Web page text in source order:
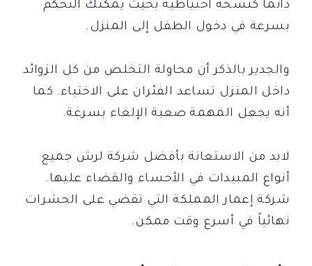
دائمًا كنسخة احتياطية بحيث يمكنك التحكم
بسرعة في دخول الطفل إلى المنزل.
والجدير بالذكر أن محاولة التخلص من كل الزوائد
داخل المنزل تساعد الفئران على الاختباء. كما
أنه يجعل المهمة صعبة الإلغاء بسرعة.
لابد من الاستعانة بأفضل شركة لرش جميع
أنواع المبيدات في الأحساء والقضاء عليها.
شركة إعمار المملكة التي تقضي على الحشرات
نهائياً في أسرع وقت ممكن.